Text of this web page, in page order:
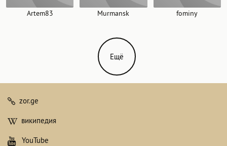
Artem83 Murmansk fominy
Ещё
zor.ge
википедия
YouTube